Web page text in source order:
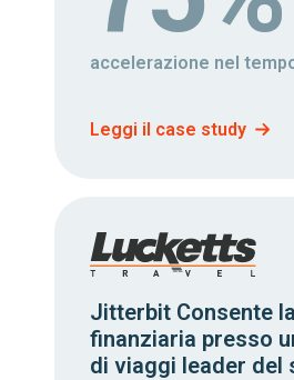
accelerazione nel
Leggi il case study
Jitterbit Consente
finanziaria presso
di viaggi leader del